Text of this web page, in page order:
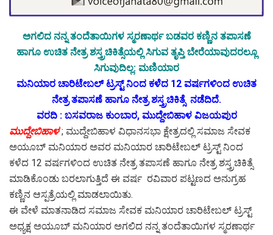
ಅಗಲಿದ ನನ್ನ ತಂದೆತಾಯಿಗಳ ಸ್ಮರಣಾರ್ಥ ಬಡವರ ಕಣ್ಣಿನ ತಪಾಸಣೆ
ಹಾಗೂ ಉಚಿತ ನೇತ್ರ ಶಸ್ತ್ರಚಿಕಿತ್ಸೆಯಲ್ಲಿ ಸಿಗುವ ತೃಪ್ತಿ ಬೇರೆಯಾವುದರಲ್ಲೂ
ಸಿಗುವುದಿಲ್ಲ: ಮಣಿಯಾರ
ಮನಿಯಾರ ಚಾರಿಟೇಬಲ್ ಟ್ರಸ್ಟ್ ನಿಂದ ಕಳೆದ 12 ವರ್ಷಗಳಿಂದ ಉಚಿತ
ನೇತ್ರ ತಪಾಸಣೆ ಹಾಗೂ ನೇತ್ರ ಶಸ್ತ್ರಚಿಕಿತ್ಸೆ ನಡೆದಿದೆ.
ವರದಿ : ಬಸವರಾಜ ಕುಂಬಾರ, ಮುದ್ದೇಬಿಹಾಳ ವಿಜಯಪುರ
ಮುದ್ದೇಬಿಹಾಳ; ಮುದ್ದೇಬಿಹಾಳ ವಿಧಾನಸಭಾ ಕ್ಷೇತ್ರದಲ್ಲಿ ಸಮಾಜ ಸೇವಕ
ಅಯೂಬ್ ಮನಿಯಾರ ಅವರ ಮನಿಯಾರ ಚಾರಿಟೇಬಲ್ ಟ್ರಸ್ಟ್ ನಿಂದ
ಕಳೆದ 12 ವರ್ಷಗಳಿಂದ ಉಚಿತ ನೇತ್ರ ತಪಾಸಣೆ ಹಾಗೂ ನೇತ್ರ ಶಸ್ತ್ರಚಿಕಿತ್ಸೆ
ಮಾಡಿಕೊಂಡು ಬರಲಾಗುತ್ತಿದೆ ಈ ವರ್ಷ ರವಿವಾರ ಪಟ್ಟಣದ ಅನುಗ್ರಹ
ಕಣ್ಣಿನ ಆಸ್ಪತ್ರೆಯಲ್ಲಿ ಮಾಡಲಾಯಿತು.
ಈ ವೇಳೆ ಮಾತನಾಡಿದ ಸಮಾಜ ಸೇವಕ ಮನಿಯಾರ ಚಾರಿಟೇಬಲ್ ಟ್ರಸ್ಟ್
ಅಧ್ಯಕ್ಷ ಅಯೂಬ್ ಮನಿಯಾರ ಅಗಲಿದ ನನ್ನ ತಂದೆತಾಯಿಗಳ ಸ್ಮರಣಾರ್ಥ